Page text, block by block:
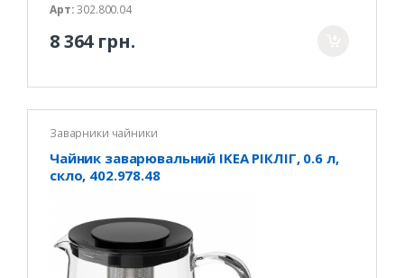
Арт:302.800.04
8 364 грн.
Заварники чайники
Чайник заварювальний IKEA РІКЛІГ, 0.6 л,
скло, 402.978.48